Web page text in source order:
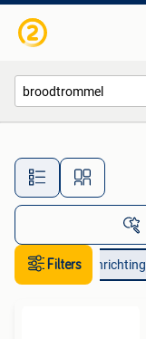
Filters
Huis en Inrichting